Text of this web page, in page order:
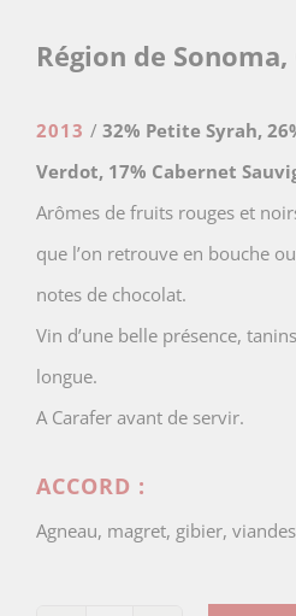
Région de
2013 / 32% Petite Syrah,
Verdot, 17% Cabernet
Arômes de fruits rouges et
que l’on retrouve en bouche
notes de chocolat.
Vin d’une belle présence,
longue.
A Carafer avant de servir.
ACCORD :
Agneau, magret, gibier,